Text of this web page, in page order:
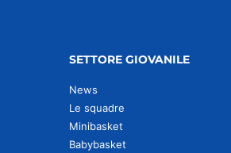
SETTORE GIOVANILE
News
Le squadre
Minibasket
Babybasket